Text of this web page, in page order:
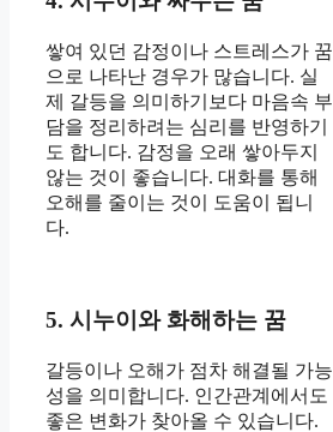
쌓여 있던 감정이나 스트레스가 꿈
으로 나타난 경우가 많습니다. 실
제 갈등을 의미하기보다 마음속 부
담을 정리하려는 심리를 반영하기
도 합니다. 감정을 오래 쌓아두지
않는 것이 좋습니다. 대화를 통해
오해를 줄이는 것이 도움이 됩니
다.
5. 시누이와 화해하는 꿈
갈등이나 오해가 점차 해결될 가능
성을 의미합니다. 인간관계에서도
좋은 변화가 찾아올 수 있습니다.